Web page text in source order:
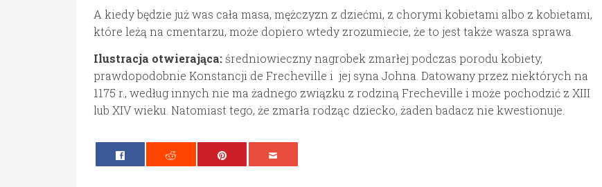
A kiedy będzie już was cała masa, mężczyzn z dziećmi, z chorymi kobietami albo z kobietami,
które leżą na cmentarzu, może dopiero wtedy zrozumiecie, że to jest także wasza sprawa.
Ilustracja otwierająca:średniowieczny nagrobek zmarłej podczas porodu kobiety,
prawdopodobnie Konstancji de Frecheville i jej syna Johna. Datowany przez niektórych na
1175 r., według innych nie ma żadnego związku z rodziną Frecheville i może pochodzić z XIII
lub XIV wieku. Natomiast tego, że zmarła rodząc dziecko, żaden badacz nie kwestionuje.